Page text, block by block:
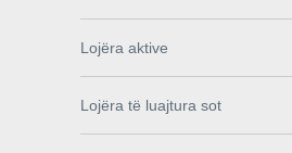
Lojëra aktive
Lojëra të luajtura sot